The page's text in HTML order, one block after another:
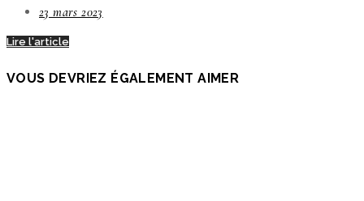
23 mars 2023
Lire l'article
VOUS DEVRIEZ ÉGALEMENT AIMER